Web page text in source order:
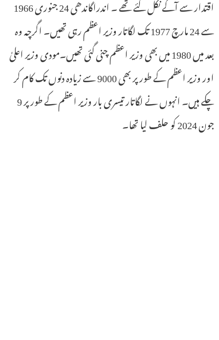
اقتدار سے آگے نکل گئے تھے ۔ اندراگاندھی 24 جنوری 1966
سے 24 مارچ 1977 تک لگاتار وزیر اعظم رہی تھیں۔ اگرچہ وہ
بعد میں 1980 میں بھی وزیر اعظم چنی گئی تھیں۔مودی وزیر اعلیٰ
اور وزیر اعظم کے طور پر بھی 9000 سے زیادہ دنوں تک کام کر
چکے ہیں۔ انہوں نے لگاتار تیسری بار وزیر اعظم کے طور پر 9
جون 2024 کو حلف لیا تھا۔